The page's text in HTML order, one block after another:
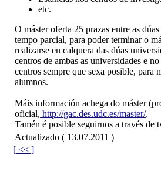
etc.
O máster oferta 25 prazas entre as
tempo parcial, para poder terminar o
realizarse en calquera das dúas
centros de ambas as universidades e
centros sempre que sexa posible, para
alumnos.
Máis información achega do máster
oficial, http://gac.des.udc.es/master/.
Tamén é posible seguirnos a través de
Actualizado ( 13.07.2011 )
[ << ]